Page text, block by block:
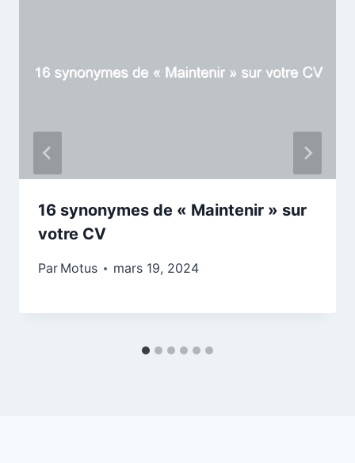
16 synonymes de « Maintenir » sur
votre CV
Par Motus mars 19, 2024